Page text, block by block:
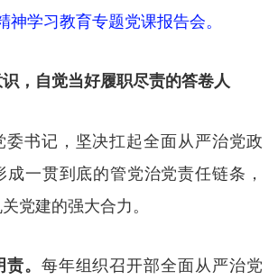
神学习教育专题党课报告会。
，自觉当好履职尽责的答卷人
委书记，坚决扛起全面从严治党政
一贯到底的管党治党责任链条，
党建的强大合力。
。 每年组织召开部全面从严治党